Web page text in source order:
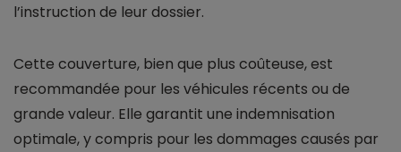
l’instruction de leur dossier.
Cette couverture, bien que plus coûteuse, est
recommandée pour les véhicules récents ou de
grande valeur. Elle garantit une indemnisation
optimale, y compris pour les dommages causés par